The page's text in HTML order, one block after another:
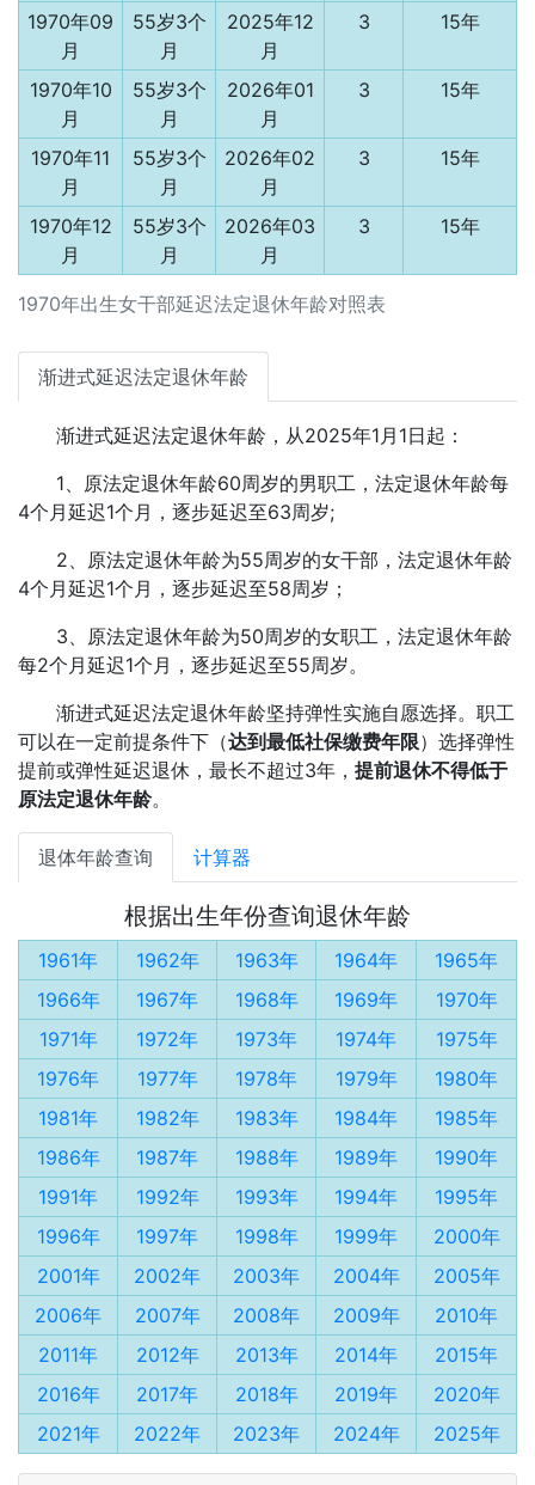
1970年出生女干部延迟法定退休年龄对照表
1970年09
月
55岁3个
月
2025年12
月
3 15年
1970年10
月
55岁3个
月
2026年01
月
3 15年
1970年11
月
55岁3个
月
2026年02
月
3 15年
1970年12
月
55岁3个
月
2026年03
月
3 15年
渐进式延迟法定退休年龄
渐进式延迟法定退休年龄，从2025年1月1日起：
1、原法定退休年龄60周岁的男职工，法定退休年龄每
4个月延迟1个月，逐步延迟至63周岁;
2、原法定退休年龄为55周岁的女干部，法定退休年龄
4个月延迟1个月，逐步延迟至58周岁；
3、原法定退休年龄为50周岁的女职工，法定退休年龄
每2个月延迟1个月，逐步延迟至55周岁。
渐进式延迟法定退休年龄坚持弹性实施自愿选择。职工
可以在一定前提条件下（达到最低社保缴费年限）选择弹性
提前或弹性延迟退休，最长不超过3年， 提前退休不得低于
原法定退休年龄。
退体年龄查询 计算器
根据出生年份查询退休年龄
1961年 1962年 1963年 1964年
1965年
1966年
1967年 1968年 1969年
1970年
1971年
1972年 1973年 1974年
1975年
1976年
1977年 1978年 1979年
1980年
1981年
1982年 1983年 1984年
1985年
1986年
1987年 1988年 1989年
1990年
1991年
1992年 1993年 1994年
1995年
1996年
1997年 1998年 1999年
2000年
2001年
2002年 2003年 2004年
2005年
2006年
2007年 2008年 2009年
2010年
2011年
2012年 2013年 2014年
2015年
2016年
2017年 2018年 2019年
2020年
2021年
2022年 2023年 2024年 2025年